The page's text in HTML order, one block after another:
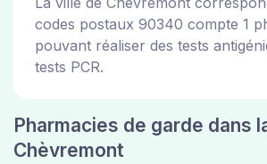
codes postaux 90340 compte 1
pouvant réaliser des tests
tests PCR.
Pharmacies de garde dans
Chèvremont